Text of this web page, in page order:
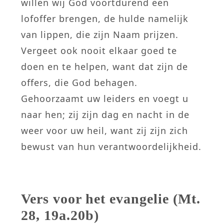
willen wij God voortdurend een
lofoffer brengen, de hulde namelijk
van lippen, die zijn Naam prijzen.
Vergeet ook nooit elkaar goed te
doen en te helpen, want dat zijn de
offers, die God behagen.
Gehoorzaamt uw leiders en voegt u
naar hen; zij zijn dag en nacht in de
weer voor uw heil, want zij zijn zich
bewust van hun verantwoordelijkheid.
Vers voor het evangelie (Mt.
28, 19a.20b)